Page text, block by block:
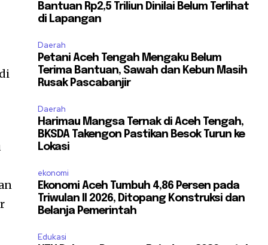
Bantuan Rp2,5 Triliun Dinilai Belum Terlihat
di Lapangan
Daerah
Petani Aceh Tengah Mengaku Belum
Terima Bantuan, Sawah dan Kebun Masih
Rusak Pascabanjir
Daerah
Harimau Mangsa Ternak di Aceh Tengah,
BKSDA Takengon Pastikan Besok Turun ke
Lokasi
ekonomi
Ekonomi Aceh Tumbuh 4,86 Persen pada
Triwulan II 2026, Ditopang Konstruksi dan
Belanja Pemerintah
Edukasi